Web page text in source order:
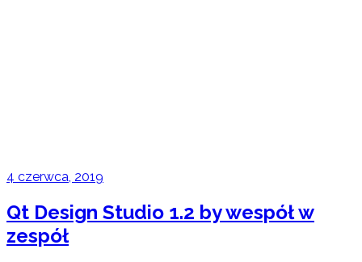
4 czerwca, 2019
Qt Design Studio 1.2 by wespół w
zespół